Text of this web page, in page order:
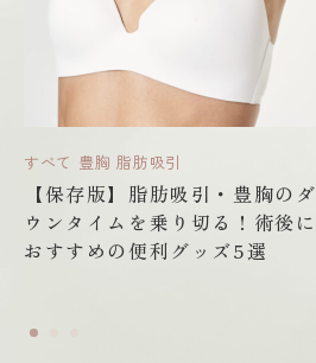
すべて 豊胸 脂肪吸引
【保存版】脂肪吸引・豊胸のダ
ウンタイムを乗り切る！術後に
おすすめの便利グッズ5選